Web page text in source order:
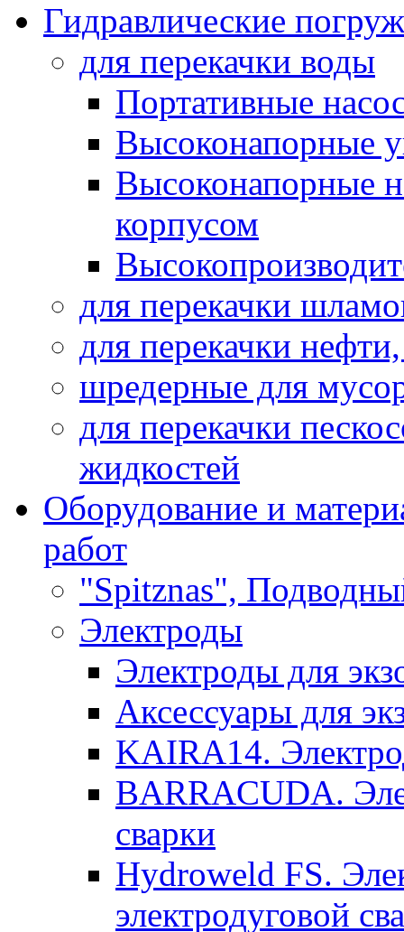
Гидравлические
для перекачки воды
Портативные
Высоконапорные
Высоконапорные
корпусом
для перекачки
для перекачки
шредерные для
для перекачки
жидкостей
Оборудование и
работ
"Spitznas",
Электроды
Электроды для
Аксессуары для
KAIRA14.
BARRACUDA.
сварки
Hydroweld FS.
электродуговой